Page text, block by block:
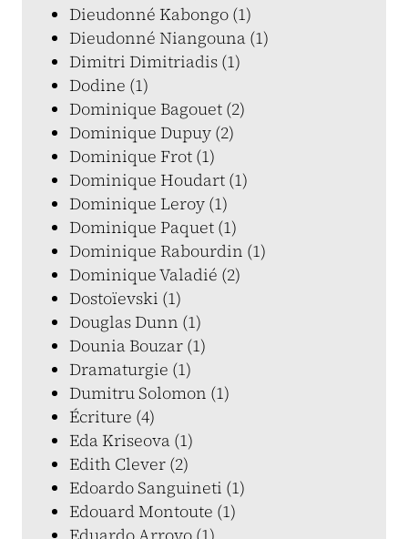
Dieudonné Kabongo (1)
Dieudonné Niangouna (1)
Dimitri Dimitriadis (1)
Dodine (1)
Dominique Bagouet (2)
Dominique Dupuy (2)
Dominique Frot (1)
Dominique Houdart (1)
Dominique Leroy (1)
Dominique Paquet (1)
Dominique Rabourdin (1)
Dominique Valadié (2)
Dostoïevski (1)
Douglas Dunn (1)
Dounia Bouzar (1)
Dramaturgie (1)
Dumitru Solomon (1)
Écriture (4)
Eda Kriseova (1)
Edith Clever (2)
Edoardo Sanguineti (1)
Edouard Montoute (1)